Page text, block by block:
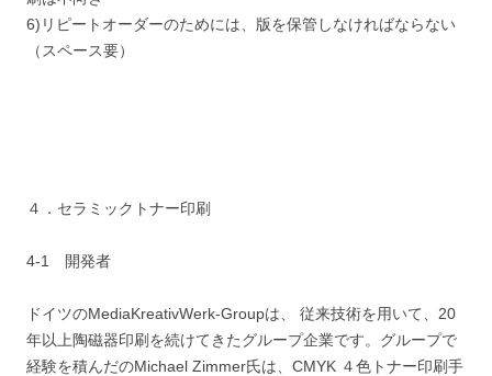
6)リピートオーダーのためには、版を保管しなければならない
（スペース要）
４．セラミックトナー印刷
4-1 開発者
ドイツのMediaKreativWerk-Groupは、 従来技術を用いて、20
年以上陶磁器印刷を続けてきたグループ企業です。グループで
経験を積んだのMichael Zimmer氏は、CMYK ４色トナー印刷手